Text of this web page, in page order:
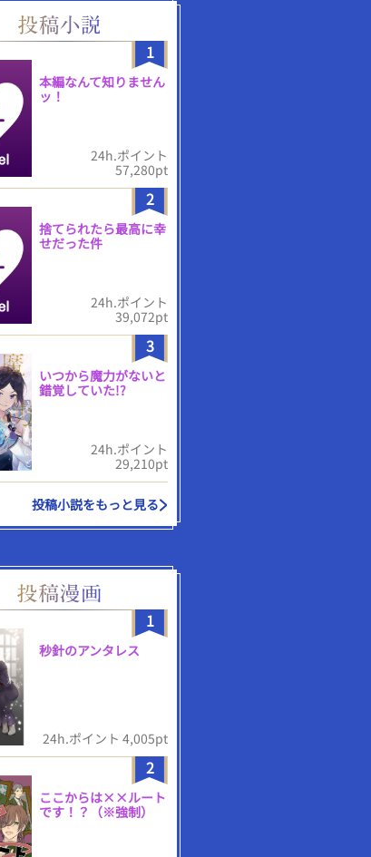
1
本編なんて知りません
ッ！
24h.ポイント
57,280pt
2
捨てられたら最高に幸
せだった件
24h.ポイント
39,072pt
3
いつから魔力がないと
錯覚していた!?
24h.ポイント
29,210pt
投稿小説をもっと見る
1
秒針のアンタレス
24h.ポイント 4,005pt
2
ここからは××ルート
です！？（※強制）